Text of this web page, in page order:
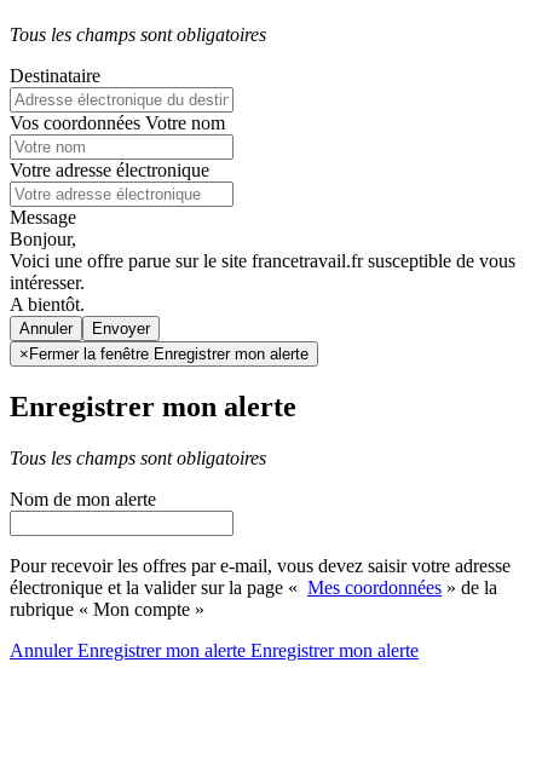
Tous les champs sont obligatoires
Destinataire
Vos coordonnées Votre nom
Votre adresse électronique
Message
Bonjour,
Voici une offre parue sur le site francetravail.fr susceptible de vous
intéresser.
A bientôt.
Annuler
× Fermer la fenêtre Enregistrer mon alerte
Enregistrer mon alerte
Tous les champs sont obligatoires
Nom de mon alerte
Pour recevoir les offres par e-mail, vous devez saisir votre adresse
électronique et la valider sur la page « Mes coordonnées » de la
rubrique « Mon compte »
AnnulerEnregistrer mon alerte Enregistrermon alerte